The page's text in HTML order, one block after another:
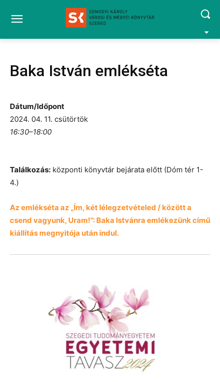
Baka István emlékséta
Dátum/Időpont
2024. 04. 11. csütörtök
16:30–18:00
Találkozás: központi könyvtár bejárata előtt (Dóm tér 1-
4.)
Az emlékséta az „Ím, két lélegzetvételed / között a
csend vagyunk, Uram!”: Baka Istvánra emlékezünk című
kiállítás megnyitója után indul.